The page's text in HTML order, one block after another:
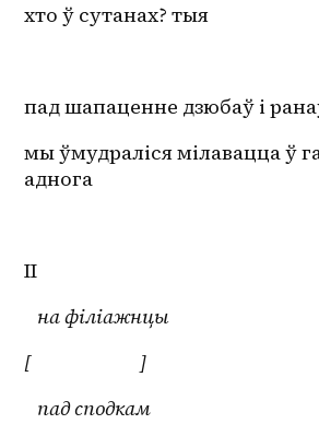
хто ў сутанах? тыя
пад шапаценне дзюбаў і
мы ўмудраліся мілавацца ў
аднога
ІІ
на філіажнцы
[                         ]
пад сподкам